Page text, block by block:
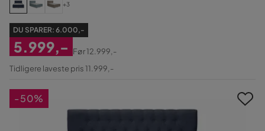
+3
DU SPARER: 6.000,-
Nedsat
5.999,-
Original
Før12.999,-
Tidligere laveste pris 11.999,-
-50%